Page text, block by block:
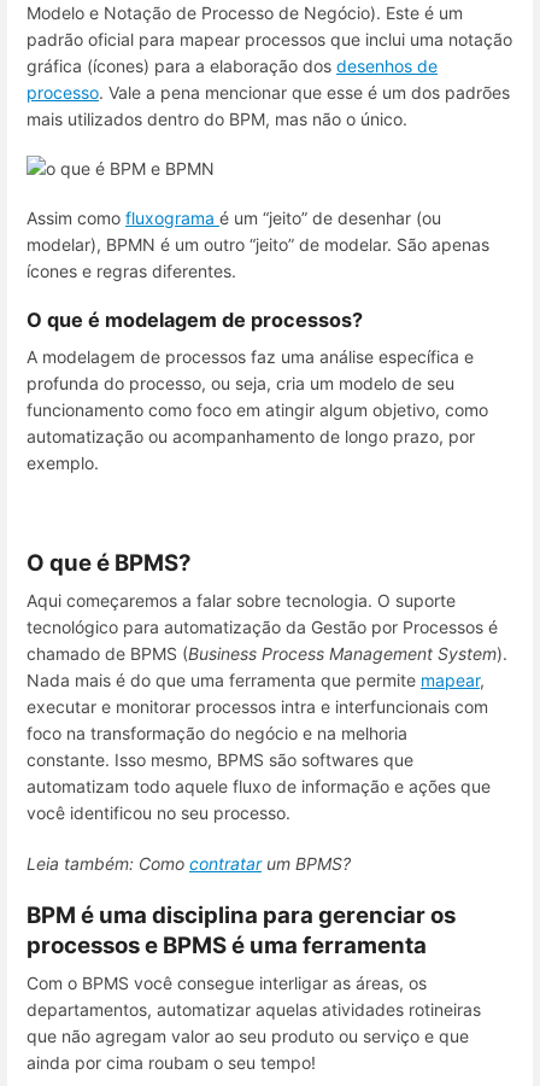
Modelo e Notação de Processo de Negócio). Este é um
padrão oficial para mapear processos que inclui uma notação
gráfica (ícones) para a elaboração dos desenhos de
processo. Vale a pena mencionar que esse é um dos padrões
mais utilizados dentro do BPM, mas não o único.
Assim como fluxograma é um “jeito” de desenhar (ou
modelar), BPMN é um outro “jeito” de modelar. São apenas
ícones e regras diferentes.
O que é modelagem de processos?
A modelagem de processos faz uma análise específica e
profunda do processo, ou seja, cria um modelo de seu
funcionamento como foco em atingir algum objetivo, como
automatização ou acompanhamento de longo prazo, por
exemplo.
O que é BPMS?
Aqui começaremos a falar sobre tecnologia. O suporte
tecnológico para automatização da Gestão por Processos é
chamado de BPMS (Business Process Management System).
Nada mais é do que uma ferramenta que permite mapear,
executar e monitorar processos intra e interfuncionais com
foco na transformação do negócio e na melhoria
constante. Isso mesmo, BPMS são softwares que
automatizam todo aquele fluxo de informação e ações que
você identificou no seu processo.
Leia também: Como contratarum BPMS?
BPM é uma disciplina para gerenciar os
processos e BPMS é uma ferramenta
Com o BPMS você consegue interligar as áreas, os
departamentos, automatizar aquelas atividades rotineiras
que não agregam valor ao seu produto ou serviço e que
ainda por cima roubam o seu tempo!